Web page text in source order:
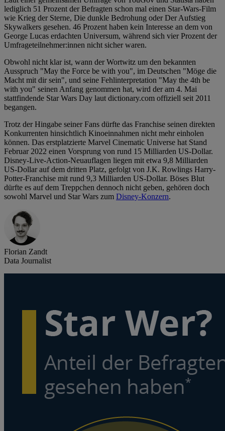
lediglich 51 Prozent der Befragten schon mal einen Star-Wars-Film
wie Krieg der Sterne, Die dunkle Bedrohung oder Der Aufstieg
Skywalkers gesehen. 46 Prozent haben kein Interesse an dem von
George Lucas erdachten Universum, während sich vier Prozent der
Umfrageteilnehmer:innen nicht sicher waren.
Obwohl nicht klar ist, wann der Wortwitz um den bekannten
Ausspruch "May the Force be with you", im Deutschen "Möge die
Macht mit dir sein", und seine Fehlinterpretation "May the 4th be
with you" seinen Anfang genommen hat, wird der am 4. Mai
stattfindende Star Wars Day laut dictionary.com offiziell seit 2011
begangen.
Trotz der Hingabe seiner Fans dürfte das Franchise seinen direkten
Konkurrenten hinsichtlich Kinoeinnahmen nicht mehr einholen
können. Das erstplatzierte Marvel Cinematic Universe hat Stand
Februar 2022 einen Vorsprung von rund 15 Milliarden US-Dollar.
Disney-Live-Action-Neuauflagen liegen mit etwa 9,8 Milliarden
US-Dollar auf dem dritten Platz, gefolgt von J.K. Rowlings Harry-
Potter-Franchise mit rund 9,3 Milliarden US-Dollar. Böses Blut
dürfte es auf dem Treppchen dennoch nicht geben, gehören doch
sowohl Marvel und Star Wars zum Disney-Konzern.
Florian Zandt
Data Journalist